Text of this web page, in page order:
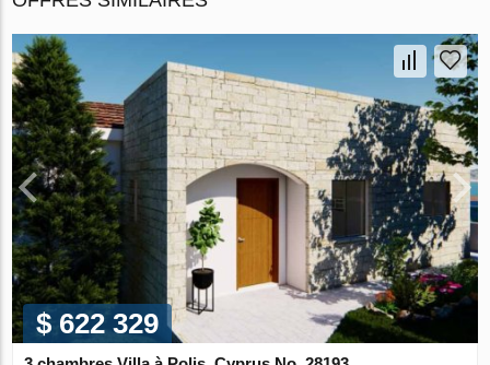
$ 622 329